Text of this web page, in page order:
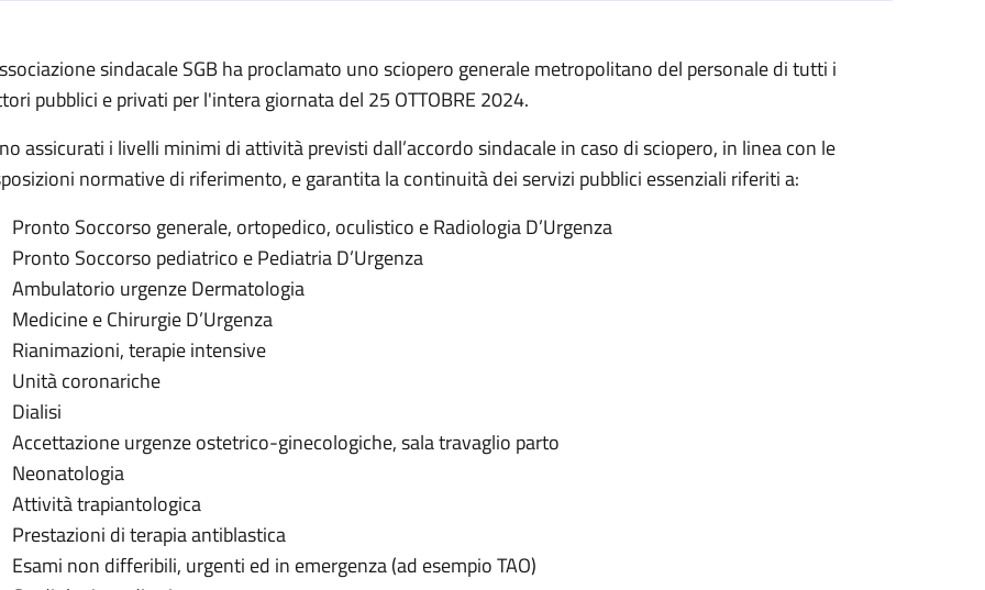
del 25 ottobre 2024
sindacale SGB ha proclamato uno sciopero generale metropolitano del personale di tutti i
pubblici e privati per l'intera giornata del 25 OTTOBRE 2024.
assicurati i livelli minimi di attività previsti dall’accordo sindacale in caso di sciopero, in linea con le
normative di riferimento, e garantita la continuità dei servizi pubblici essenziali riferiti a:
Pronto Soccorso generale, ortopedico, oculistico e Radiologia D’Urgenza
Pronto Soccorso pediatrico e Pediatria D’Urgenza
Ambulatorio urgenze Dermatologia
Medicine e Chirurgie D’Urgenza
Rianimazioni, terapie intensive
Unità coronariche
Dialisi
Accettazione urgenze ostetrico-ginecologiche, sala travaglio parto
Neonatologia
Attività trapiantologica
Prestazioni di terapia antiblastica
Esami non differibili, urgenti ed in emergenza (ad esempio TAO)